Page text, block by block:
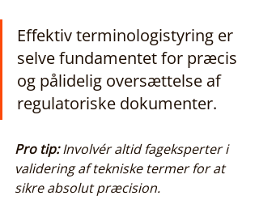
Effektiv terminologistyring er
selve fundamentet for præcis
og pålidelig oversættelse af
regulatoriske dokumenter.
Pro tip: Involvér altid fageksperter i
validering af tekniske termer for at
sikre absolut præcision.